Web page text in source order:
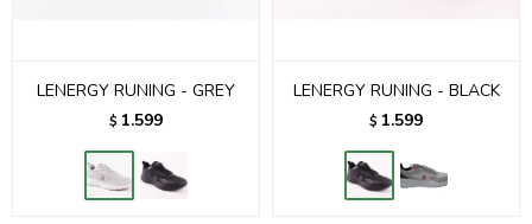
LENERGY RUNING - GREY
$ 1.599
LENERGY RUNING - BLACK
$ 1.599